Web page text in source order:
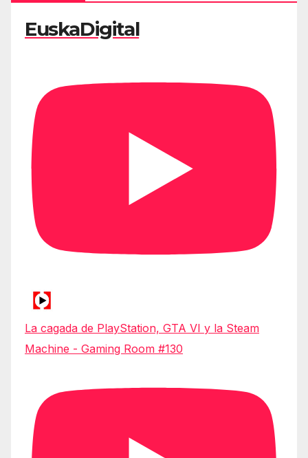
EuskaDigital
La cagada de PlayStation, GTA VI y la Steam
Machine - Gaming Room #130